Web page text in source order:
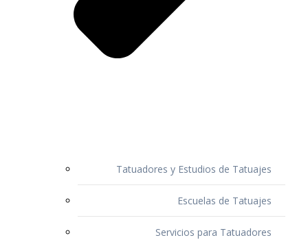
Tatuadores y Estudios de Tatuajes
Escuelas de Tatuajes
Servicios para Tatuadores